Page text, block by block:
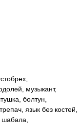
музыкант,
болтун,
язык без костей,
шабала,